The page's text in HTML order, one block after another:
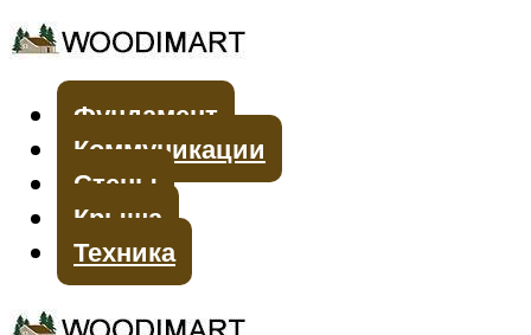
Фундамент
Коммуникации
Стены
Крыша
Техника